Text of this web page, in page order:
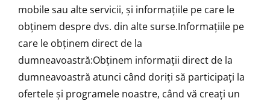
mobile sau alte servicii, şi informaţiile pe care le
obţinem despre dvs. din alte surse.Informaţiile pe
care le obţinem direct de la
dumneavoastră:Obţinem informaţii direct de la
dumneavoastră atunci când doriţi să participaţi la
ofertele şi programele noastre, când vă creaţi un